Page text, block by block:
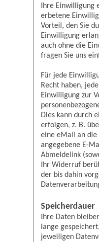
Ihre Einwilligung
erbetene
Vorteil, den Sie
Einwilligung
auch ohne die
fragen Sie uns
Für jede
Recht haben,
Einwilligung zur
Dies kann durch
erfolgen, z. B.
eine eMail an die
angegebene E-
Abmeldelink
Ihr Widerruf
der bis dahin
Speicherdauer
Ihre Daten
lange
jeweiligen